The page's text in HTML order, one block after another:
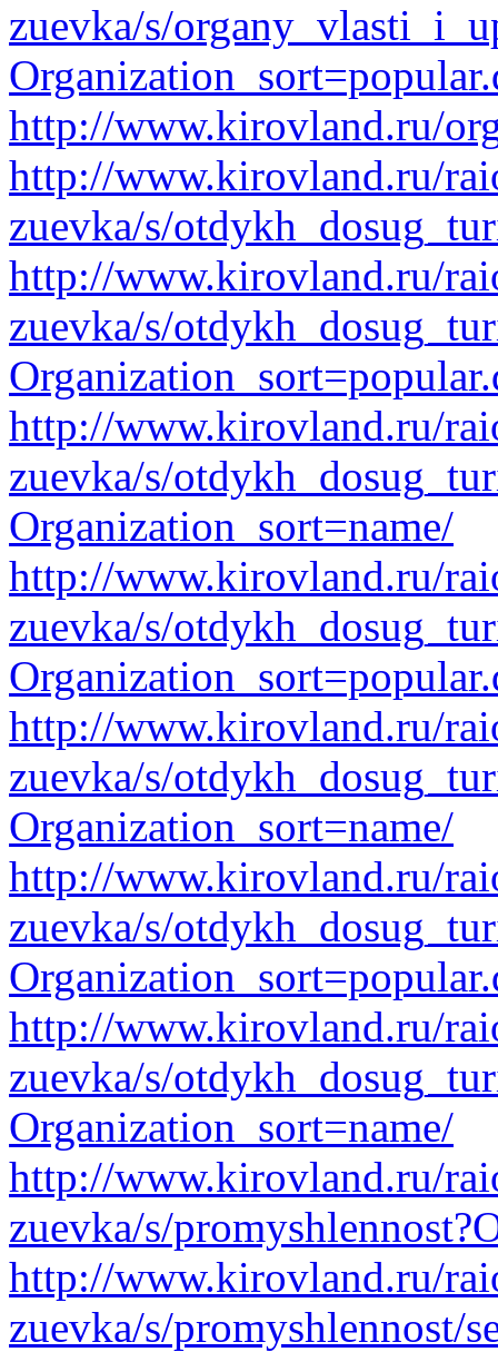
zuevka/s/
http://www.kirovland.ru/
http://www.kirovland.ru/
zuevka/s/
http://www.kirovland.ru/
zuevka/s/
http://www.kirovland.ru/
zuevka/s/
Organization_sort=name/
http://www.kirovland.ru/
zuevka/s/
http://www.kirovland.ru/
zuevka/s/
Organization_sort=name/
http://www.kirovland.ru/
zuevka/s/
http://www.kirovland.ru/
zuevka/s/
Organization_sort=name/
http://www.kirovland.ru/
zuevka/s/
http://www.kirovland.ru/
zuevka/s/promyshlennost/